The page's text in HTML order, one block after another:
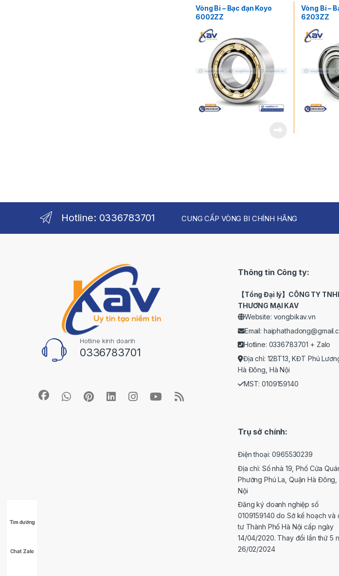
Vòng Bi – Bạc đạn Koyo
6002ZZ
Vòng Bi –
6203ZZ
Hotline: 0336783701 CUNG CẤP VÒNG BI CHÍNH HÃNG
Hotline kinh doanh
0336783701
Thông tin Công ty:
【Tổng Đại lý】CÔNG TY
THƯƠNG MẠI KAV
Website: vongbikav.vn
Email:
Hotline: 0336783701 + Zalo
Địa chỉ: 12BT13, KĐT Phú
Hà Đông, Hà Nội
MST: 0109159140
Trụ sở chính:
Điện thoại: 0965530239
Địa chỉ: Số nhà 19, Phố Cửa
Phường Phú La, Quận Hà Đông,
Nội
Đăng ký doanh nghiệp số
0109159140 do Sở kế hoạch và
tư Thành Phố Hà Nội cấp ngày
14/04/2020. Thay đổi lần thứ 5
26/02/2024
Tìm đường
Chat Zalo